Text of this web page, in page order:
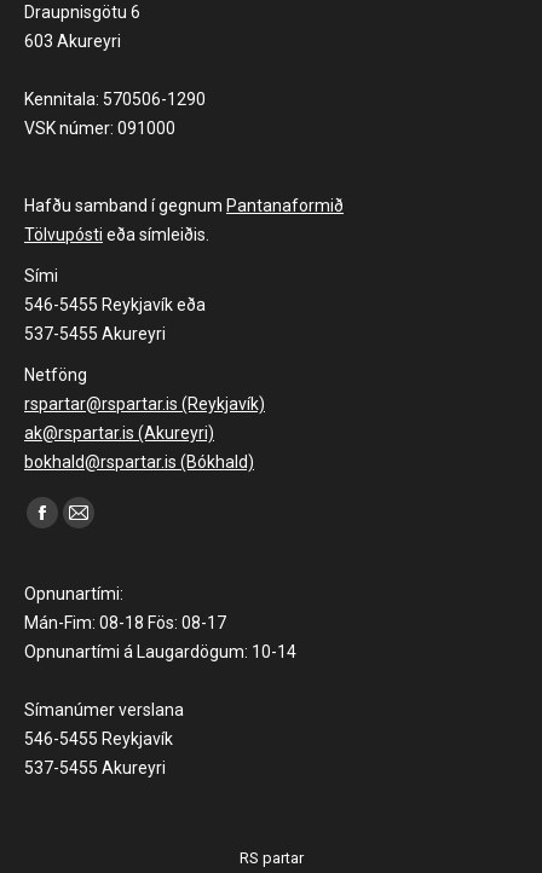
Draupnisgötu 6
603 Akureyri
Kennitala: 570506-1290
VSK númer: 091000
Hafðu samband í gegnum Pantanaformið
Tölvupósti eða símleiðis.
Sími
546-5455 Reykjavík eða
537-5455 Akureyri
Netföng
rspartar@rspartar.is (Reykjavík)
ak@rspartar.is (Akureyri)
bokhald@rspartar.is (Bókhald)
Find us on:
Facebook
opens
in
new
Mail
opens
in
new
Opnunartími:
Mán-Fim: 08-18 Fös: 08-17
Opnunartími á Laugardögum: 10-14
Símanúmer verslana
546-5455 Reykjavík
537-5455 Akureyri
RS partar